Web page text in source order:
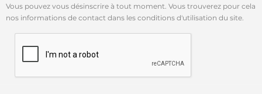
Vous pouvez vous désinscrire à tout moment. Vous trouverez pour cela
nos informations de contact dans les conditions d'utilisation du site.